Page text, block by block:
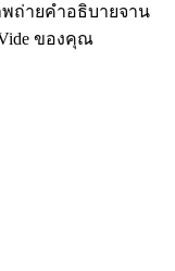
ถ่ายคําอธิบายจาน
ของคุณ